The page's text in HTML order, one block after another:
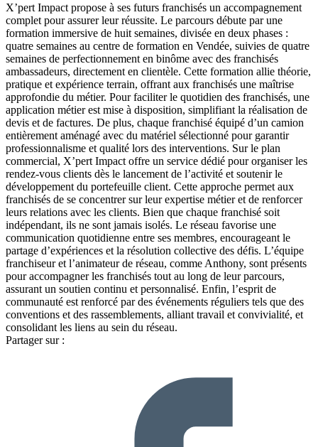
X’pert Impact propose à ses futurs franchisés un accompagnement
complet pour assurer leur réussite. Le parcours débute par une
formation immersive de huit semaines, divisée en deux phases :
quatre semaines au centre de formation en Vendée, suivies de quatre
semaines de perfectionnement en binôme avec des franchisés
ambassadeurs, directement en clientèle. Cette formation allie théorie,
pratique et expérience terrain, offrant aux franchisés une maîtrise
approfondie du métier. Pour faciliter le quotidien des franchisés, une
application métier est mise à disposition, simplifiant la réalisation de
devis et de factures. De plus, chaque franchisé équipé d’un camion
entièrement aménagé avec du matériel sélectionné pour garantir
professionnalisme et qualité lors des interventions. Sur le plan
commercial, X’pert Impact offre un service dédié pour organiser les
rendez-vous clients dès le lancement de l’activité et soutenir le
développement du portefeuille client. Cette approche permet aux
franchisés de se concentrer sur leur expertise métier et de renforcer
leurs relations avec les clients. Bien que chaque franchisé soit
indépendant, ils ne sont jamais isolés. Le réseau favorise une
communication quotidienne entre ses membres, encourageant le
partage d’expériences et la résolution collective des défis. L’équipe
franchiseur et l’animateur de réseau, comme Anthony, sont présents
pour accompagner les franchisés tout au long de leur parcours,
assurant un soutien continu et personnalisé. Enfin, l’esprit de
communauté est renforcé par des événements réguliers tels que des
conventions et des rassemblements, alliant travail et convivialité, et
consolidant les liens au sein du réseau.
Partager sur :